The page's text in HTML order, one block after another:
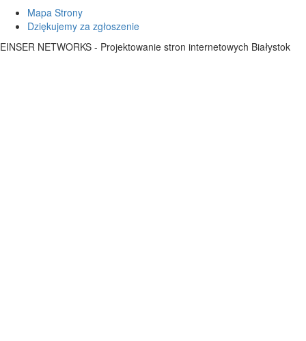
Mapa Strony
Dziękujemy za zgłoszenie
EINSER NETWORKS - Projektowanie stron internetowych Białystok